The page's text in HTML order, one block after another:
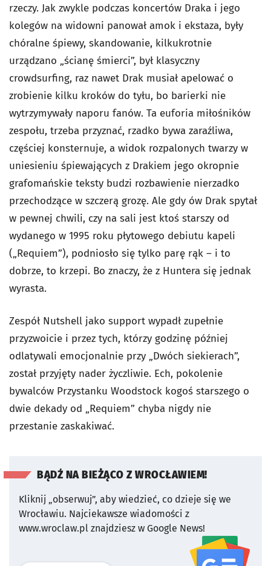
rzeczy. Jak zwykle podczas koncertów Draka i jego
kolegów na widowni panował amok i ekstaza, były
chóralne śpiewy, skandowanie, kilkukrotnie
urządzano „ścianę śmierci”, był klasyczny
crowdsurfing, raz nawet Drak musiał apelować o
zrobienie kilku kroków do tyłu, bo barierki nie
wytrzymywały naporu fanów. Ta euforia miłośników
zespołu, trzeba przyznać, rzadko bywa zaraźliwa,
częściej konsternuje, a widok rozpalonych twarzy w
uniesieniu śpiewających z Drakiem jego okropnie
grafomańskie teksty budzi rozbawienie nierzadko
przechodzące w szczerą grozę. Ale gdy ów Drak spytał
w pewnej chwili, czy na sali jest ktoś starszy od
wydanego w 1995 roku płytowego debiutu kapeli
(„Requiem”), podniosło się tylko parę rąk – i to
dobrze, to krzepi. Bo znaczy, że z Huntera się jednak
wyrasta.
Zespół Nutshell jako support wypadł zupełnie
przyzwoicie i przez tych, którzy godzinę później
odlatywali emocjonalnie przy „Dwóch siekierach”,
został przyjęty nader życzliwie. Ech, pokolenie
bywalców Przystanku Woodstock kogoś starszego o
dwie dekady od „Requiem” chyba nigdy nie
przestanie zaskakiwać.
BĄDŹ NA BIEŻĄCO Z WROCŁAWIEM!
Kliknij „obserwuj”, aby wiedzieć, co dzieje się we
Wrocławiu. Najciekawsze wiadomości z
www.wroclaw.pl znajdziesz w Google News!